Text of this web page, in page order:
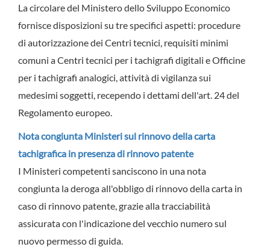
La circolare del Ministero dello Sviluppo Economico
fornisce disposizioni su tre specifici aspetti: procedure
di autorizzazione dei Centri tecnici, requisiti minimi
comuni a Centri tecnici per i tachigrafi digitali e Officine
per i tachigrafi analogici, attività di vigilanza sui
medesimi soggetti, recependo i dettami dell'art. 24 del
Regolamento europeo.
Nota congiunta Ministeri sul rinnovo della carta
tachigrafica in presenza di rinnovo patente
I Ministeri competenti sanciscono in una nota
congiunta la deroga all'obbligo di rinnovo della carta in
caso di rinnovo patente, grazie alla tracciabilità
assicurata con l'indicazione del vecchio numero sul
nuovo permesso di guida.